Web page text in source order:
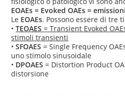
EOAEs = Evoked OAEs =
Le EOAEs. Possono essere di tre
•TEOAES= Transient Evoked
stimoli transienti
•SFOAES = Single Frequency
uno stimolo sinusoidale
• DPOAES = Distortion Product
distorsione